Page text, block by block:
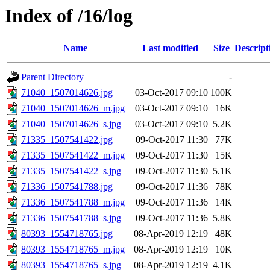
Index of /16/log
Name Last modified Size
Parent Directory
-
71040_1507014626.jpg
03-Oct-2017 09:10 100K
71040_1507014626_m.jpg
03-Oct-2017 09:10
16K
71040_1507014626_s.jpg
03-Oct-2017 09:10 5.2K
71335_1507541422.jpg
09-Oct-2017 11:30
77K
71335_1507541422_m.jpg
09-Oct-2017 11:30
15K
71335_1507541422_s.jpg
09-Oct-2017 11:30 5.1K
71336_1507541788.jpg
09-Oct-2017 11:36
78K
71336_1507541788_m.jpg
09-Oct-2017 11:36
14K
71336_1507541788_s.jpg
09-Oct-2017 11:36 5.8K
80393_1554718765.jpg
08-Apr-2019 12:19
48K
80393_1554718765_m.jpg
08-Apr-2019 12:19
10K
80393_1554718765_s.jpg
08-Apr-2019 12:19 4.1K